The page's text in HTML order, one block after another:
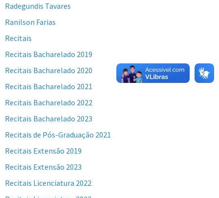
Radegundis Tavares
Ranilson Farias
Recitais
Recitais Bacharelado 2019
Recitais Bacharelado 2020
Recitais Bacharelado 2021
Recitais Bacharelado 2022
Recitais Bacharelado 2023
Recitais de Pós-Graduação 2021
Recitais Extensão 2019
Recitais Extensão 2023
Recitais Licenciatura 2022